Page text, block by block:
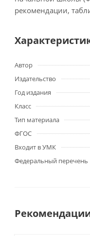
рекомендации,
Автор
Издательство
Год издания
Класс
Тип материала
ФГОС
Входит в УМК
Федеральный перечень